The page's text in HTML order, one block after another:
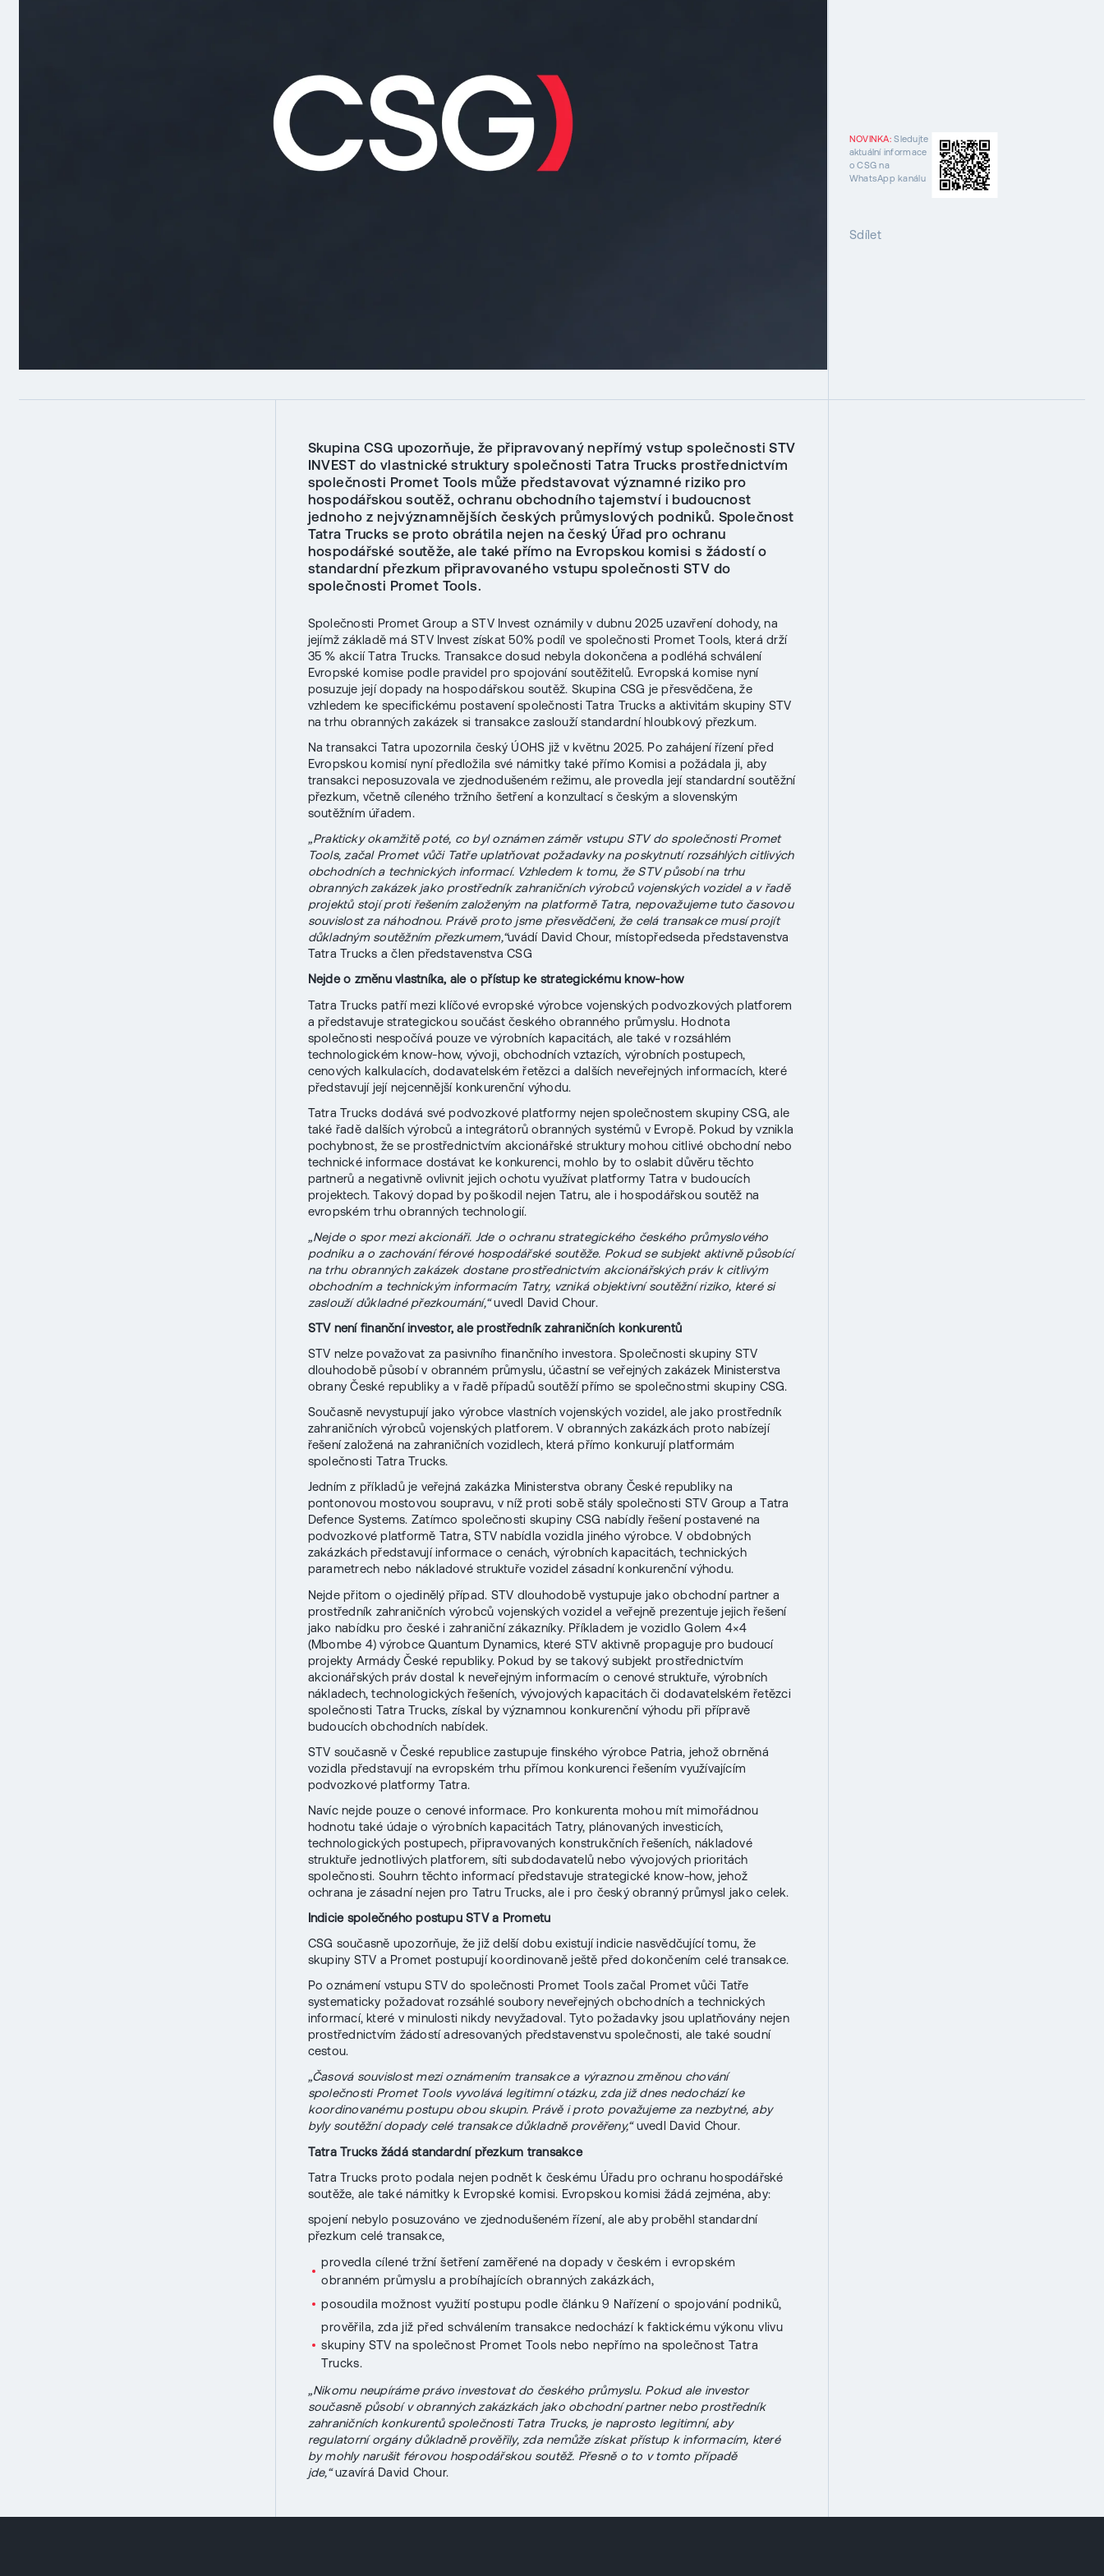
NOVINKA: Sledujte
aktuální informace
o CSG na
WhatsApp kanálu
Sdílet
Skupina CSG upozorňuje, že připravovaný nepřímý vstup společnosti STV
INVEST do vlastnické struktury společnosti Tatra Trucks prostřednictvím
společnosti Promet Tools může představovat významné riziko pro
hospodářskou soutěž, ochranu obchodního tajemství i budoucnost
jednoho z nejvýznamnějších českých průmyslových podniků. Společnost
Tatra Trucks se proto obrátila nejen na český Úřad pro ochranu
hospodářské soutěže, ale také přímo na Evropskou komisi s žádostí o
standardní přezkum připravovaného vstupu společnosti STV do
společnosti Promet Tools.
Společnosti Promet Group a STV Invest oznámily v dubnu 2025 uzavření dohody, na
jejímž základě má STV Invest získat 50% podíl ve společnosti Promet Tools, která drží
35 % akcií Tatra Trucks. Transakce dosud nebyla dokončena a podléhá schválení
Evropské komise podle pravidel pro spojování soutěžitelů. Evropská komise nyní
posuzuje její dopady na hospodářskou soutěž. Skupina CSG je přesvědčena, že
vzhledem ke specifickému postavení společnosti Tatra Trucks a aktivitám skupiny STV
na trhu obranných zakázek si transakce zaslouží standardní hloubkový přezkum.
Na transakci Tatra upozornila český ÚOHS již v květnu 2025. Po zahájení řízení před
Evropskou komisí nyní předložila své námitky také přímo Komisi a požádala ji, aby
transakci neposuzovala ve zjednodušeném režimu, ale provedla její standardní soutěžní
přezkum, včetně cíleného tržního šetření a konzultací s českým a slovenským
soutěžním úřadem.
„Prakticky okamžitě poté, co byl oznámen záměr vstupu STV do společnosti Promet
Tools, začal Promet vůči Tatře uplatňovat požadavky na poskytnutí rozsáhlých citlivých
obchodních a technických informací. Vzhledem k tomu, že STV působí na trhu
obranných zakázek jako prostředník zahraničních výrobců vojenských vozidel a v řadě
projektů stojí proti řešením založeným na platformě Tatra, nepovažujeme tuto časovou
souvislost za náhodnou. Právě proto jsme přesvědčeni, že celá transakce musí projít
důkladným soutěžním přezkumem,“uvádí David Chour, místopředseda představenstva
Tatra Trucks a člen představenstva CSG
Nejde o změnu vlastníka, ale o přístup ke strategickému know-how
Tatra Trucks patří mezi klíčové evropské výrobce vojenských podvozkových platforem
a představuje strategickou součást českého obranného průmyslu. Hodnota
společnosti nespočívá pouze ve výrobních kapacitách, ale také v rozsáhlém
technologickém know-how, vývoji, obchodních vztazích, výrobních postupech,
cenových kalkulacích, dodavatelském řetězci a dalších neveřejných informacích, které
představují její nejcennější konkurenční výhodu.
Tatra Trucks dodává své podvozkové platformy nejen společnostem skupiny CSG, ale
také řadě dalších výrobců a integrátorů obranných systémů v Evropě. Pokud by vznikla
pochybnost, že se prostřednictvím akcionářské struktury mohou citlivé obchodní nebo
technické informace dostávat ke konkurenci, mohlo by to oslabit důvěru těchto
partnerů a negativně ovlivnit jejich ochotu využívat platformy Tatra v budoucích
projektech. Takový dopad by poškodil nejen Tatru, ale i hospodářskou soutěž na
evropském trhu obranných technologií.
„Nejde o spor mezi akcionáři. Jde o ochranu strategického českého průmyslového
podniku a o zachování férové hospodářské soutěže. Pokud se subjekt aktivně působící
na trhu obranných zakázek dostane prostřednictvím akcionářských práv k citlivým
obchodním a technickým informacím Tatry, vzniká objektivní soutěžní riziko, které si
zaslouží důkladné přezkoumání,“uvedl David Chour.
STV není finanční investor, ale prostředník zahraničních konkurentů
STV nelze považovat za pasivního finančního investora. Společnosti skupiny STV
dlouhodobě působí v obranném průmyslu, účastní se veřejných zakázek Ministerstva
obrany České republiky a v řadě případů soutěží přímo se společnostmi skupiny CSG.
Současně nevystupují jako výrobce vlastních vojenských vozidel, ale jako prostředník
zahraničních výrobců vojenských platforem. V obranných zakázkách proto nabízejí
řešení založená na zahraničních vozidlech, která přímo konkurují platformám
společnosti Tatra Trucks.
Jedním z příkladů je veřejná zakázka Ministerstva obrany České republiky na
pontonovou mostovou soupravu, v níž proti sobě stály společnosti STV Group a Tatra
Defence Systems. Zatímco společnosti skupiny CSG nabídly řešení postavené na
podvozkové platformě Tatra, STV nabídla vozidla jiného výrobce. V obdobných
zakázkách představují informace o cenách, výrobních kapacitách, technických
parametrech nebo nákladové struktuře vozidel zásadní konkurenční výhodu.
Nejde přitom o ojedinělý případ. STV dlouhodobě vystupuje jako obchodní partner a
prostředník zahraničních výrobců vojenských vozidel a veřejně prezentuje jejich řešení
jako nabídku pro české i zahraniční zákazníky. Příkladem je vozidlo Golem 4×4
(Mbombe 4) výrobce Quantum Dynamics, které STV aktivně propaguje pro budoucí
projekty Armády České republiky. Pokud by se takový subjekt prostřednictvím
akcionářských práv dostal k neveřejným informacím o cenové struktuře, výrobních
nákladech, technologických řešeních, vývojových kapacitách či dodavatelském řetězci
společnosti Tatra Trucks, získal by významnou konkurenční výhodu při přípravě
budoucích obchodních nabídek.
STV současně v České republice zastupuje finského výrobce Patria, jehož obrněná
vozidla představují na evropském trhu přímou konkurenci řešením využívajícím
podvozkové platformy Tatra.
Navíc nejde pouze o cenové informace. Pro konkurenta mohou mít mimořádnou
hodnotu také údaje o výrobních kapacitách Tatry, plánovaných investicích,
technologických postupech, připravovaných konstrukčních řešeních, nákladové
struktuře jednotlivých platforem, síti subdodavatelů nebo vývojových prioritách
společnosti. Souhrn těchto informací představuje strategické know-how, jehož
ochrana je zásadní nejen pro Tatru Trucks, ale i pro český obranný průmysl jako celek.
Indicie společného postupu STV a Prometu
CSG současně upozorňuje, že již delší dobu existují indicie nasvědčující tomu, že
skupiny STV a Promet postupují koordinovaně ještě před dokončením celé transakce.
Po oznámení vstupu STV do společnosti Promet Tools začal Promet vůči Tatře
systematicky požadovat rozsáhlé soubory neveřejných obchodních a technických
informací, které v minulosti nikdy nevyžadoval. Tyto požadavky jsou uplatňovány nejen
prostřednictvím žádostí adresovaných představenstvu společnosti, ale také soudní
cestou.
„Časová souvislost mezi oznámením transakce a výraznou změnou chování
společnosti Promet Tools vyvolává legitimní otázku, zda již dnes nedochází ke
koordinovanému postupu obou skupin. Právě i proto považujeme za nezbytné, aby
byly soutěžní dopady celé transakce důkladně prověřeny,“uvedl David Chour.
Tatra Trucks žádá standardní přezkum transakce
Tatra Trucks proto podala nejen podnět k českému Úřadu pro ochranu hospodářské
soutěže, ale také námitky k Evropské komisi. Evropskou komisi žádá zejména, aby:
spojení nebylo posuzováno ve zjednodušeném řízení, ale aby proběhl standardní
přezkum celé transakce,
provedla cílené tržní šetření zaměřené na dopady v českém i evropském
obranném průmyslu a probíhajících obranných zakázkách,
posoudila možnost využití postupu podle článku 9 Nařízení o spojování podniků,
prověřila, zda již před schválením transakce nedochází k faktickému výkonu vlivu
skupiny STV na společnost Promet Tools nebo nepřímo na společnost Tatra
Trucks.
„Nikomu neupíráme právo investovat do českého průmyslu. Pokud ale investor
současně působí v obranných zakázkách jako obchodní partner nebo prostředník
zahraničních konkurentů společnosti Tatra Trucks, je naprosto legitimní, aby
regulatorní orgány důkladně prověřily, zda nemůže získat přístup k informacím, které
by mohly narušit férovou hospodářskou soutěž. Přesně o to v tomto případě
jde,“uzavírá David Chour.